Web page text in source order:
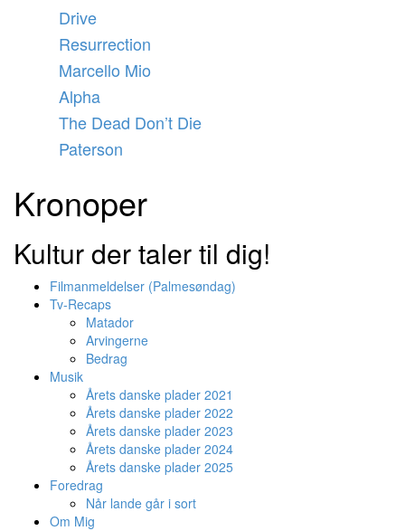
Drive
Resurrection
Marcello Mio
Alpha
The Dead Don’t Die
Paterson
Kronoper
Kultur der taler til dig!
Filmanmeldelser (Palmesøndag)
Tv-Recaps
Matador
Arvingerne
Bedrag
Musik
Årets danske plader 2021
Årets danske plader 2022
Årets danske plader 2023
Årets danske plader 2024
Årets danske plader 2025
Foredrag
Når lande går i sort
Om Mig